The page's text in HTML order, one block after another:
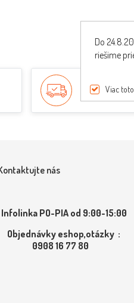
pri nákupe
nás
Infolinka PO-PIA od 9:00-15:00
Objednávky eshop,otázky :
0908 16 77 80
Do
riešime
Viac